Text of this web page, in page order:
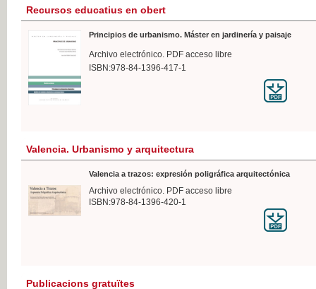
Recursos educatius en obert
Principios de urbanismo. Máster en jardinería y paisaje
Archivo electrónico. PDF acceso libre
ISBN:978-84-1396-417-1
Valencia. Urbanismo y arquitectura
Valencia a trazos: expresión poligráfica arquitectónica
Archivo electrónico. PDF acceso libre
ISBN:978-84-1396-420-1
Publicacions gratuïtes